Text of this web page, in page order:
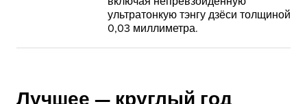
ультратонкую тэнгу дзёси толщиной
0,03 миллиметра.